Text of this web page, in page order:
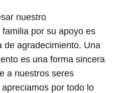
nuestro
por su apoyo es
de agradecimiento. Una
es una forma sincera
a nuestros seres
por todo lo